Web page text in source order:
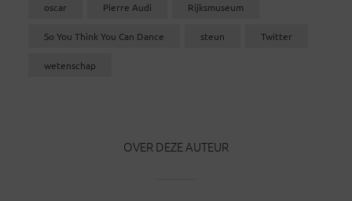
oscar Pierre Audi Rijksmuseum
So You Think You Can Dance steun Twitter
wetenschap
OVER DEZE AUTEUR